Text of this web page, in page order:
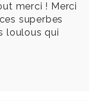
merci ! Merci
superbes
loulous qui